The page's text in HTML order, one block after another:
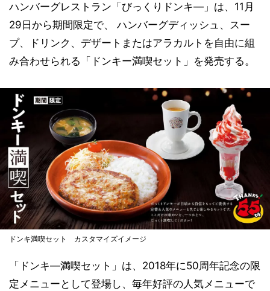
ハンバーグレストラン「びっくりドンキ―」は、11月
29日から期間限定で、 ハンバーグディッシュ、スー
プ、ドリンク、デザートまたはアラカルトを自由に組
み合わせられる「ドンキー満喫セット」を発売する。
ドンキ満喫セット カスタマイズイメージ
「ドンキ―満喫セット」は、2018年に50周年記念の限
定メニューとして登場し、毎年好評の人気メニューで